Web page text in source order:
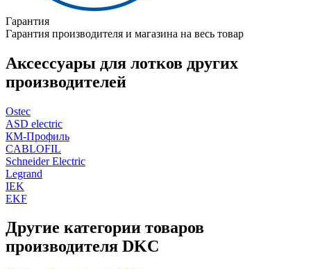
Гарантия
Гарантия производителя и магазина на весь товар
Аксессуары для лотков других
производителей
Ostec
ASD electric
КМ-Профиль
CABLOFIL
Schneider Electric
Legrand
IEK
EKF
Другие категории товаров
производителя DKC